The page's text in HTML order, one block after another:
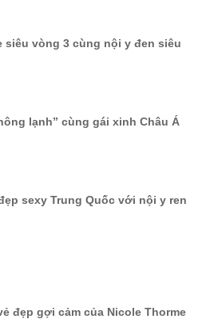
siêu vòng 3 cùng nội y đen siêu
lạnh” cùng gái xinh Châu Á
sexy Trung Quốc với nội y ren
đẹp gợi cảm của Nicole Thorme